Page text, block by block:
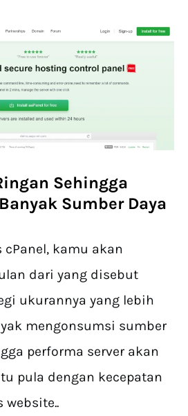
Sehingga
Sumber Daya
cPanel, kamu akan
dari yang disebut
ukurannya yang lebih
mengonsumsi sumber
performa server akan
pula dengan kecepatan
website..